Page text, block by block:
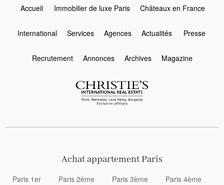
Accueil Immobilier de luxe Paris Châteaux en France
International Services Agences Actualités Presse
Recrutement Annonces Archives Magazine
Achat appartement Paris
Paris 1er Paris 2ème Paris 3ème Paris 4ème